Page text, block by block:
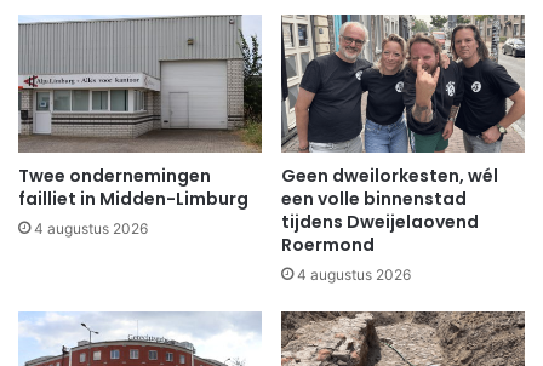
Twee ondernemingen
failliet in Midden-Limburg
4 augustus 2026
Geen dweilorkesten, wél
een volle binnenstad
tijdens Dweijelaovend
Roermond
4 augustus 2026